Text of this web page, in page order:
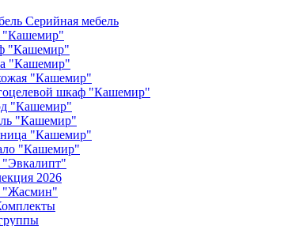
Серийная мебель
"Кашемир"
"Кашемир"
"Кашемир"
"Кашемир"
шкаф "Кашемир"
"Кашемир"
"Кашемир"
"Кашемир"
"Кашемир"
"Эвкалипт"
2026
"Жасмин"